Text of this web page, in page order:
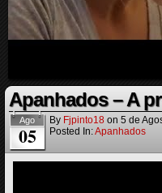
Apanhados – A
Ago
05
By Fjpinto18 on 5 de
Posted In:Apanhados